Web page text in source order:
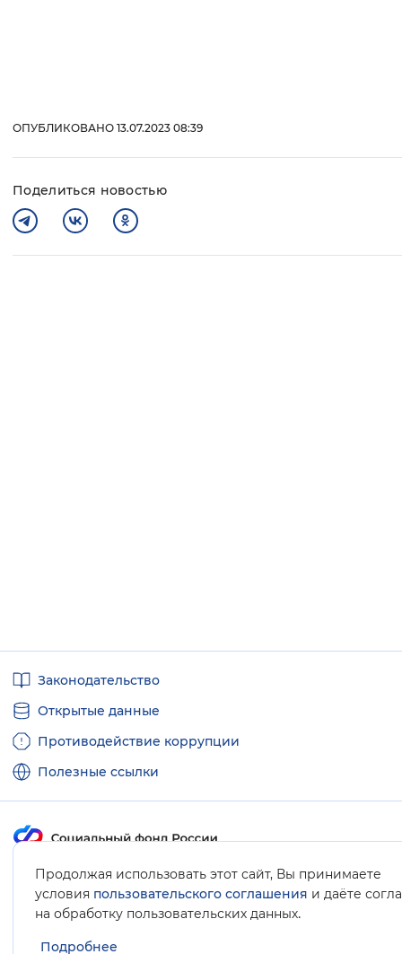
ОПУБЛИКОВАНО 13.07.2023 08:39
Поделиться новостью
Продолжая использовать этот сайт, Вы принимаете
условия пользовательского соглашения и даёте
на обработку пользовательских данных.
Подробнее
ссылкиЗаконодательство
Открытые данные
Противодействие коррупции
Полезные ссылки
Карта сайта